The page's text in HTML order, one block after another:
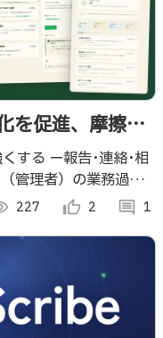
を促進、摩擦の
援する本当の
する ー報告･連絡･相
管理者）の業務過多
ニケーション摩擦解
227 thumb_up_alt 2 comment 1